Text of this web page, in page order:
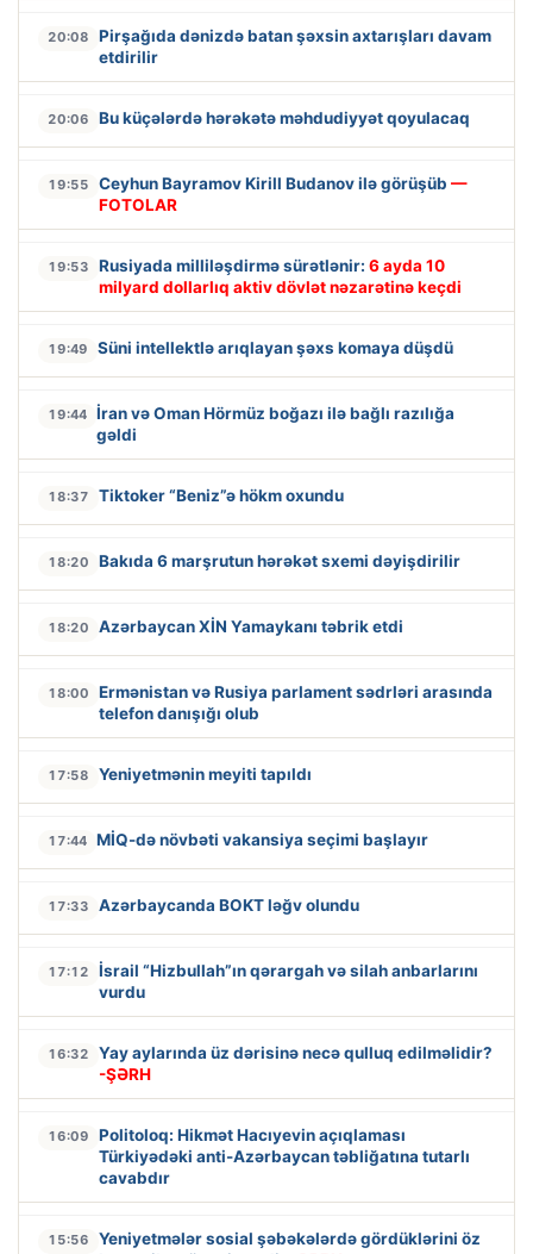
20:08
Pirşağıda dənizdə batan şəxsin axtarışları davam
etdirilir
20:06 Bu küçələrdə hərəkətə məhdudiyyət qoyulacaq
19:55 Ceyhun Bayramov Kirill Budanov ilə görüşüb —
FOTOLAR
19:53 Rusiyada milliləşdirmə sürətlənir: 6 ayda 10
milyard dollarlıq aktiv dövlət nəzarətinə keçdi
19:49 Süni intellektlə arıqlayan şəxs komaya düşdü
19:44 İran və Oman Hörmüz boğazı ilə bağlı razılığa
gəldi
18:37 Tiktoker “Beniz”ə hökm oxundu
18:20 Bakıda 6 marşrutun hərəkət sxemi dəyişdirilir
18:20 Azərbaycan XİN Yamaykanı təbrik etdi
18:00
Ermənistan və Rusiya parlament sədrləri arasında
telefon danışığı olub
17:58 Yeniyetmənin meyiti tapıldı
17:44 MİQ-də növbəti vakansiya seçimi başlayır
17:33 Azərbaycanda BOKT ləğv olundu
17:12
İsrail “Hizbullah”ın qərargah və silah anbarlarını
vurdu
16:32
Yay aylarında üz dərisinə necə qulluq edilməlidir?
-ŞƏRH
16:09
Politoloq: Hikmət Hacıyevin açıqlaması
Türkiyədəki anti-Azərbaycan təbliğatına tutarlı
cavabdır
15:56
Yeniyetmələr sosial şəbəkələrdə gördüklərini öz